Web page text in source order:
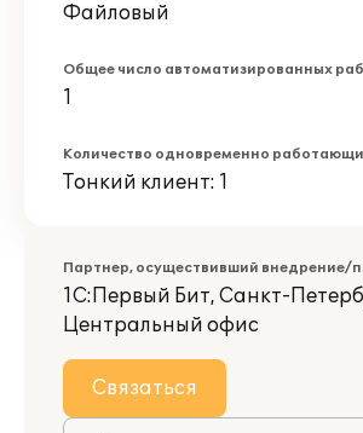
Файловый
Общее число автоматизированных
1
Количество одновременно
Тонкий клиент: 1
Партнер, осуществивший внедрение/
1С:Первый Бит, Санкт-
Центральный офис
Связаться